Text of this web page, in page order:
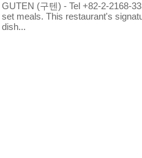
GUTEN (구텐) - Tel +82-2-2168-
set meals. This restaurant's
dish...